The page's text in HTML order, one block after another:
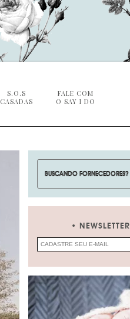
S.O.S
CASADAS
FALE COM
O SAY I DO
NEWSLETTER